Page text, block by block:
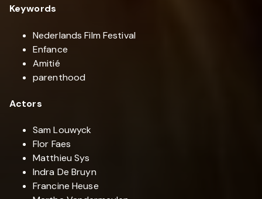
Keywords
Nederlands Film Festival
Enfance
Amitié
parenthood
Actors
Sam Louwyck
Flor Faes
Matthieu Sys
Indra De Bruyn
Francine Heuse